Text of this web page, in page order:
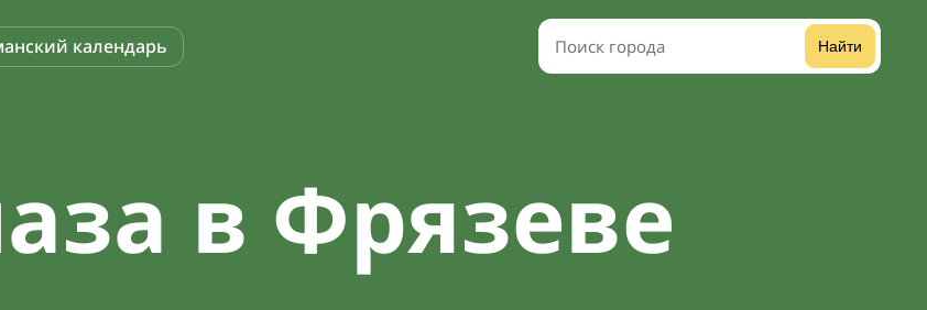
календарь Найти
в Фрязеве